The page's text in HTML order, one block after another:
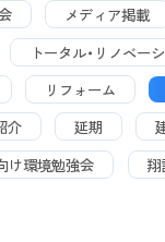
メディア掲載
トータル・リノベー
リフォーム
介 延期
け環境勉強会 翔